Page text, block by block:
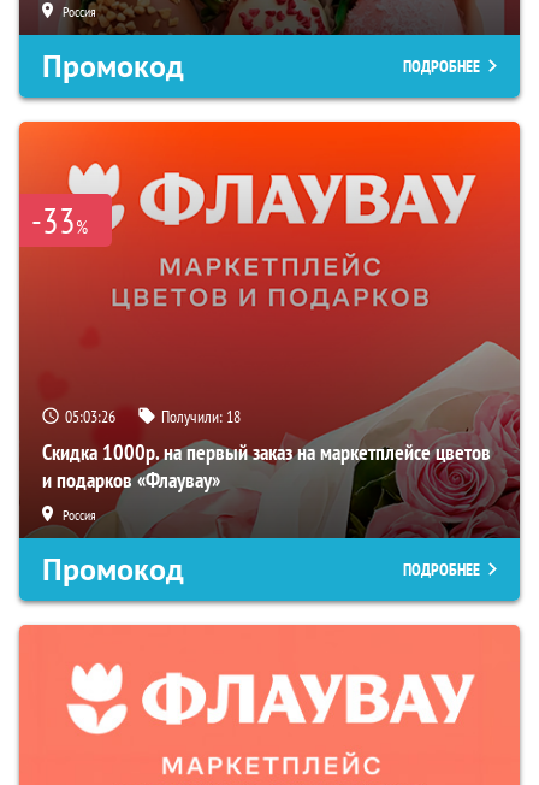
Россия
Промокод ПОДРОБНЕЕ
-33%
05:03:25 Получили: 18
Скидка 1000р. на первый заказ на маркетплейсе цветов
и подарков «Флаувау»
Россия
Промокод ПОДРОБНЕЕ